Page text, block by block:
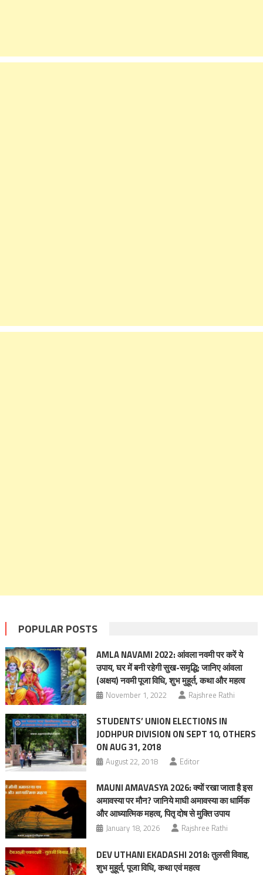
POPULAR POSTS
AMLA NAVAMI 2022: आंवला नवमी पर करें ये
उपाय, घर में बनी रहेगी सुख-समृद्धि; जानिए आंवला
(अक्षय) नवमी पूजा विधि, शुभ मुहूर्त, कथा और महत्‍व
November 1, 2022 Rajshree Rathi
STUDENTS’ UNION ELECTIONS IN
JODHPUR DIVISION ON SEPT 10, OTHERS
ON AUG 31, 2018
August 22, 2018 Editor
MAUNI AMAVASYA 2026: क्यों रखा जाता है इस
अमावस्या पर मौन? जानिये माघी अमावस्या का धार्मिक
और आध्यात्मिक महत्व, पितृ दोष से मुक्ति उपाय
January 18, 2026 Rajshree Rathi
DEV UTHANI EKADASHI 2018: तुलसी विवाह,
शुभ मुहूर्त, पूजा विधि, कथा एवं महत्व